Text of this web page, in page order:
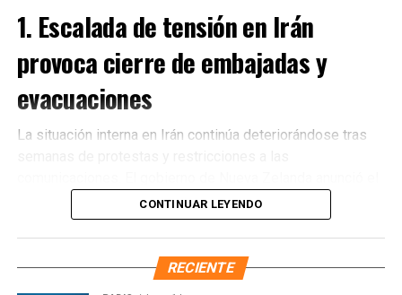
Recibe las noticias al instante
Únete al canal oficial de WhatsApp de
Quinto Podery recibe las noticias más
importantes de Quintana Roo directamente
en tu teléfono.
1. Escalada de tensión en Irán
provoca cierre de embajadas y
evacuaciones
La situación interna en Irán continúa deteriorándose tras
cierre de su embajada en Teherány la evacuación
inmediata de su personal diplomático ante el incremento
de riesgos para la seguridad. Diversos países
occidentales reiteraron llamados a sus ciudadanos para
abandonar el territorio iraní.
CONTINUAR LEYENDO
RECIENTE